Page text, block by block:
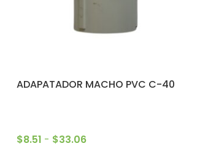
ADAPATADOR MACHO PVC C-40
$8.51 - $33.06